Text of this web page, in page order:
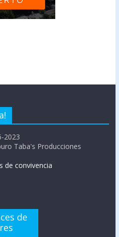
2023
Taba's Producciones
de convivencia
de